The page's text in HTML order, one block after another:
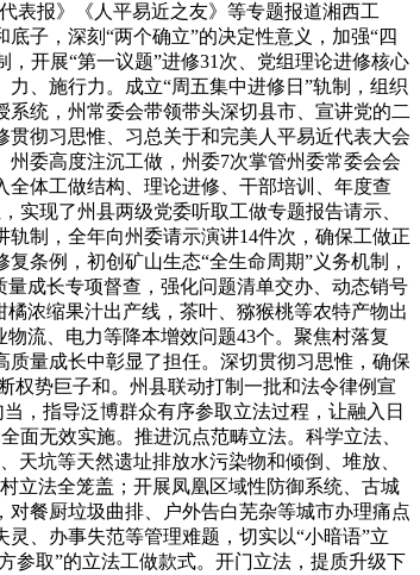
表报》《人平易近之友》等专题报道湘西工
子，深刻“两个确立”的决定性意义，加强“四
开展“第一议题”进修31次、党组理论进修核心
、施行力。成立“周五集中进修日”轨制，组织
统，州常委会带领带头深切县市、宣讲党的二
彻习思惟、习总关于和完美人平易近代表大会
委高度注沉工做，州委7次掌管州委常委会会
体工做结构、理论进修、干部培训、年度查
实现了州县两级党委听取工做专题报告请示、
制，全年向州委请示演讲14件次，确保工做正
条例，初创矿山生态“全生命周期”义务机制，
成长专项督查，强化问题清单交办、动态销号
浓缩果汁出产线，茶叶、猕猴桃等农特产物出
流、电力等降本增效问题43个。聚焦村落复
量成长中彰显了担任。深切贯彻习思惟，确保
权势巨子和。州县联动打制一批和法令律例宣
，指导泛博群众有序参取立法过程，让融入日
面无效实施。推进沉点范畴立法。科学立法、
坑等天然遗址排放水污染物和倾倒、堆放、
立法全笼盖；开展凤凰区域性防御系统、古城
餐厨垃圾曲排、户外告白芜杂等城市办理痛点
、办事失范等管理难题，切实以“小暗语”立
参取”的立法工做款式。开门立法，提质升级下